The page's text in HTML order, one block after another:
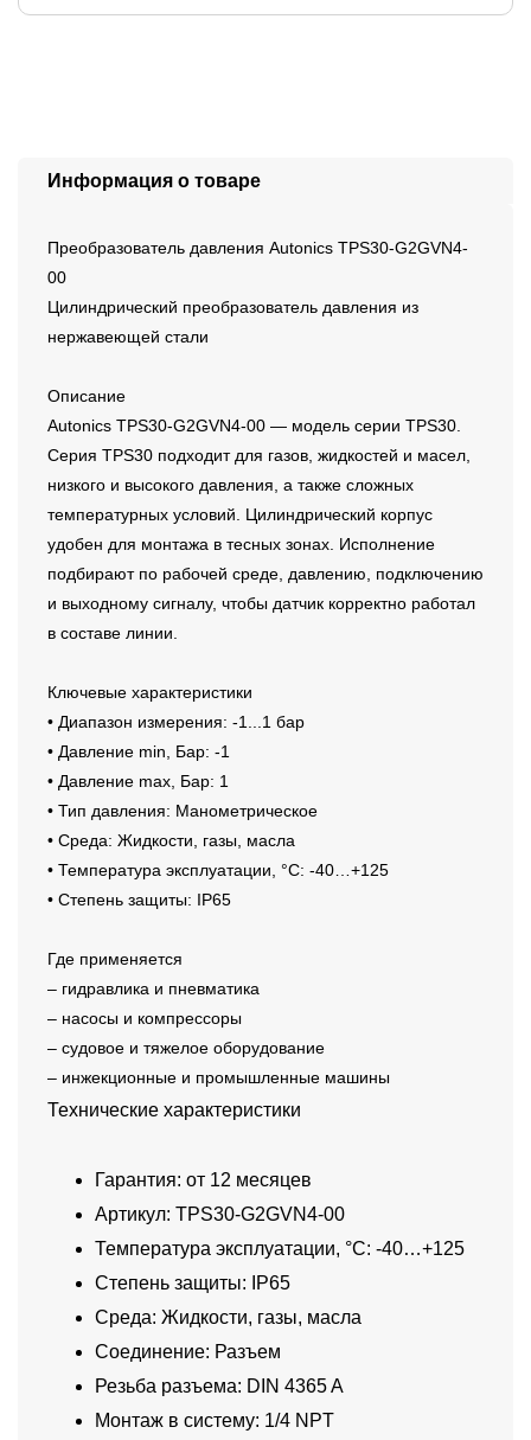
Информация о товаре
Преобразователь давления Autonics TPS30-G2GVN4-
00
Цилиндрический преобразователь давления из
нержавеющей стали
Описание
Autonics TPS30-G2GVN4-00 — модель серии TPS30.
Серия TPS30 подходит для газов, жидкостей и масел,
низкого и высокого давления, а также сложных
температурных условий. Цилиндрический корпус
удобен для монтажа в тесных зонах. Исполнение
подбирают по рабочей среде, давлению, подключению
и выходному сигналу, чтобы датчик корректно работал
в составе линии.
Ключевые характеристики
• Диапазон измерения: -1...1 бар
• Давление min, Бар: -1
• Давление max, Бар: 1
• Тип давления: Манометрическое
• Среда: Жидкости, газы, масла
• Температура эксплуатации, °C: -40…+125
• Степень защиты: IP65
Где применяется
– гидравлика и пневматика
– насосы и компрессоры
– судовое и тяжелое оборудование
– инжекционные и промышленные машины
Технические характеристики
Гарантия: от 12 месяцев
Артикул: TPS30-G2GVN4-00
Температура эксплуатации, °C: -40…+125
Степень защиты: IP65
Среда: Жидкости, газы, масла
Соединение: Разъем
Резьба разъема: DIN 4365 A
Монтаж в систему: 1/4 NPT